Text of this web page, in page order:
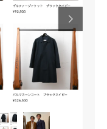
